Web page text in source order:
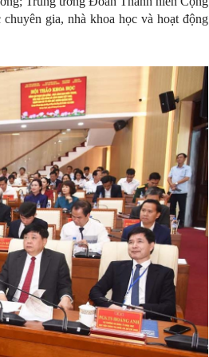
gia, nhà khoa học và hoạt động